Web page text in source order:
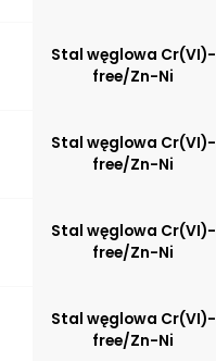
Stal węglowa Cr(VI)-
free/Zn-Ni
Stal węglowa Cr(VI)-
free/Zn-Ni
Stal węglowa Cr(VI)-
free/Zn-Ni
Stal węglowa Cr(VI)-
free/Zn-Ni